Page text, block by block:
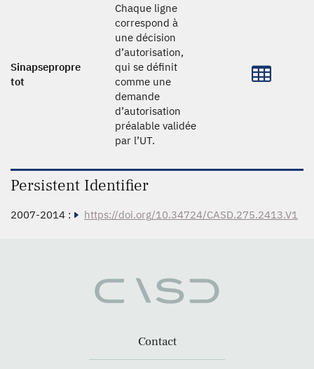
Sinapsepropre
tot
Chaque ligne
correspond à
une décision
d’autorisation,
qui se définit
comme une
demande
d’autorisation
préalable validée
par l’UT.
Persistent Identifier
2007-2014 : https://doi.org/10.34724/CASD.275.2413.V1
Contact